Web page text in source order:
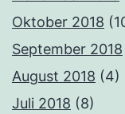
Oktober 2018
September 2018
August 2018 (4)
Juli 2018 (8)